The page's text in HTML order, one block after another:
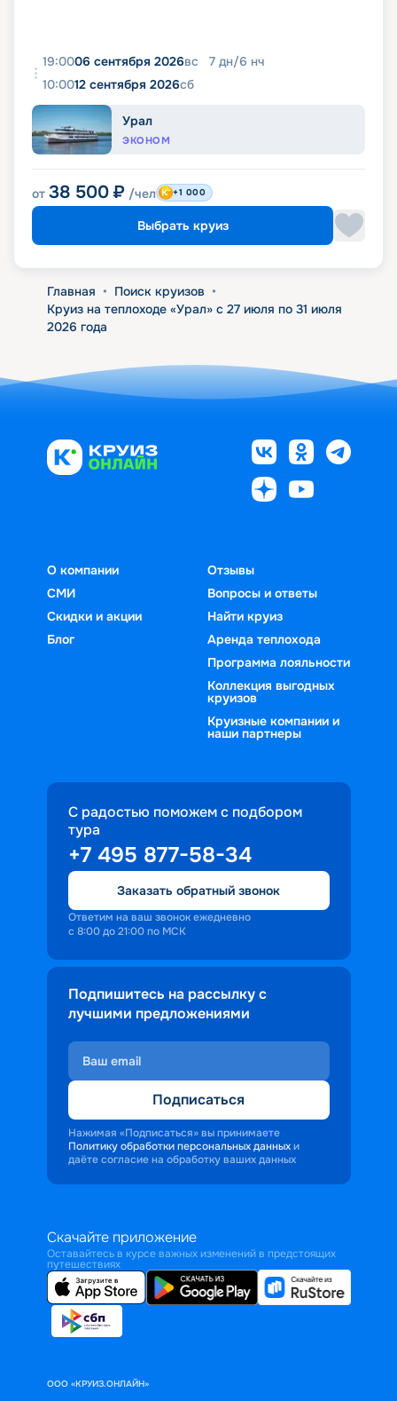
19:0006 сентября 2026вс 7 дн/6 нч
10:0012 сентября 2026сб
Урал
ЭКОНОМ
от 38 500 ₽ /чел +1 000
Выбрать круиз
Главная • Поиск круизов •
Круиз на теплоходе «Урал» с 27 июля по 31 июля
2026 года
О компании
СМИ
Скидки и акции
Блог
Отзывы
Вопросы и ответы
Найти круиз
Аренда теплохода
Программа лояльности
Коллекция выгодных
круизов
Круизные компании и
наши партнеры
С радостью поможем с подбором
тура
+7 495 877-58-34
Заказать обратный звонок
Ответим на ваш звонок ежедневно
с 8:00 до 21:00 по МСК
Подпишитесь на рассылку с
лучшими предложениями
Подписаться
Нажимая «Подписаться» вы принимаете
Политику обработки персональных данных и
даёте согласие на обработку ваших данных
Скачайте приложение
Оставайтесь в курсе важных изменений в предстоящих
путешествиях
ООО «КРУИЗ.ОНЛАЙН»